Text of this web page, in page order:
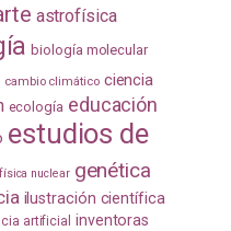
astrofísica
biología molecular
cambio climático ciencia
ecología educación
estudios de
física nuclear genética
ilustración científica
artificial inventoras